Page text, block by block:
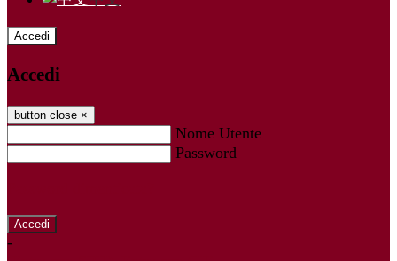
Accedi
Accedi
button close ×
Nome Utente
Password
-